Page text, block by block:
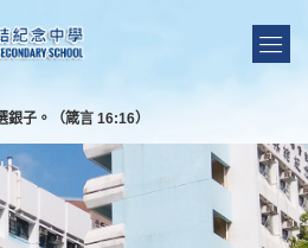
子。（箴言 16:16）